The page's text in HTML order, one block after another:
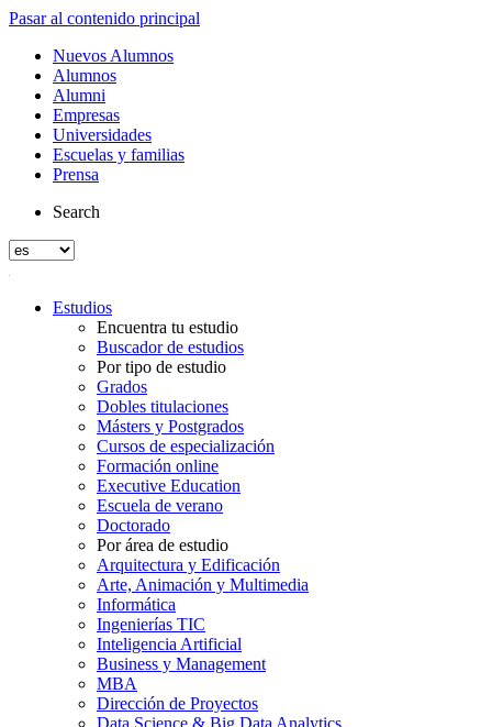
Pasar al contenido principal
Nuevos Alumnos
Alumnos
Alumni
Empresas
Universidades
Escuelas y familias
Prensa
Search
Estudios
Encuentra tu estudio
Buscador de estudios
Por tipo de estudio
Grados
Dobles titulaciones
Másters y Postgrados
Cursos de especialización
Formación online
Executive Education
Escuela de verano
Doctorado
Por área de estudio
Arquitectura y Edificación
Arte, Animación y Multimedia
Informática
Ingenierías TIC
Inteligencia Artificial
Business y Management
MBA
Dirección de Proyectos
Data Science & Big Data Analytics